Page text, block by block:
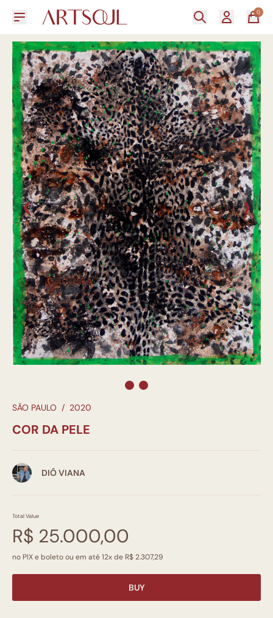
0
❮ ❯
SÃO PAULO / 2020
COR DA PELE
DIÔ VIANA
Total Value
R$ 25.000,00
no PIX e boleto ou em até 12x de R$ 2.307,29
BUY